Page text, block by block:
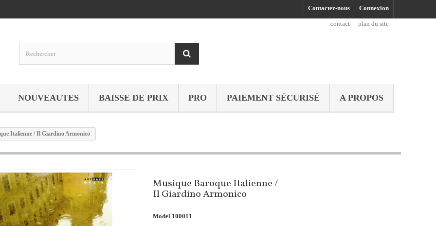
Connexion
Contactez-nous
contact plan du site
NOUVEAUTES BAISSE DE PRIX PRO PAIEMENT SÉCURISÉ A PROPOS
Italienne / Il Giardino Armonico
Musique Baroque Italienne /
Il Giardino Armonico
Model 100011